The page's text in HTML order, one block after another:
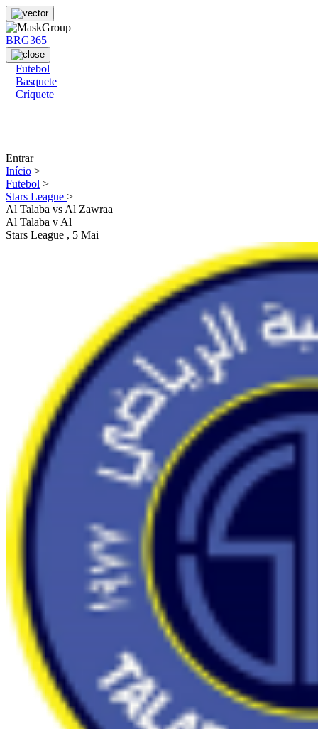
BRG365
Futebol
Basquete
Críquete
Entrar
Início >
Futebol >
Stars League >
Al Talaba vs Al Zawraa
Al Talaba v Al
Stars League , 5 Mai